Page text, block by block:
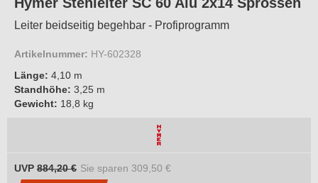
Leiter beidseitig begehbar - Profiprogramm
Artikelnummer: HY-602328
Länge: 4,10 m
Standhöhe: 3,25 m
Gewicht: 18,8 kg
UVP 884,20 € Sie sparen 309,50 €